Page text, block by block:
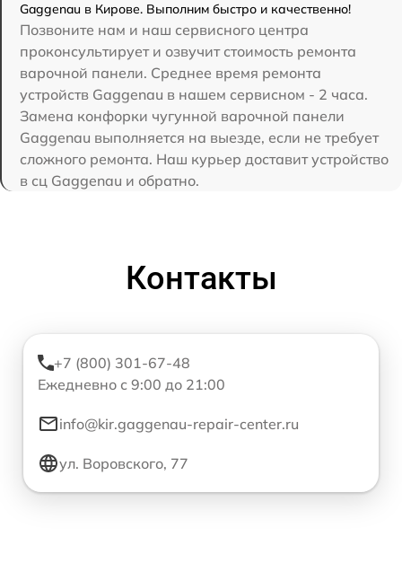
Gaggenau в Кирове. Выполним быстро и качественно!
Позвоните нам и наш сервисного центра
проконсультирует и озвучит стоимость ремонта
варочной панели. Среднее время ремонта
устройств Gaggenau в нашем сервисном - 2 часа.
Замена конфорки чугунной варочной панели
Gaggenau выполняется на выезде, если не требует
сложного ремонта. Наш курьер доставит устройство
в сц Gaggenau и обратно.
Контакты
+7 (800) 301-67-48
Ежедневно с 9:00 до 21:00
info@kir.gaggenau-repair-center.ru
ул. Воровского, 77